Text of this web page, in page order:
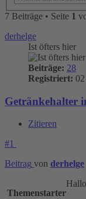
7 Beiträge • Seite 1
derhelge
Ist öfters hier
Beiträge: 28
Registriert:
Getränkehalter
Zitieren
#1
Beitrag von derhelge
Themenstarter